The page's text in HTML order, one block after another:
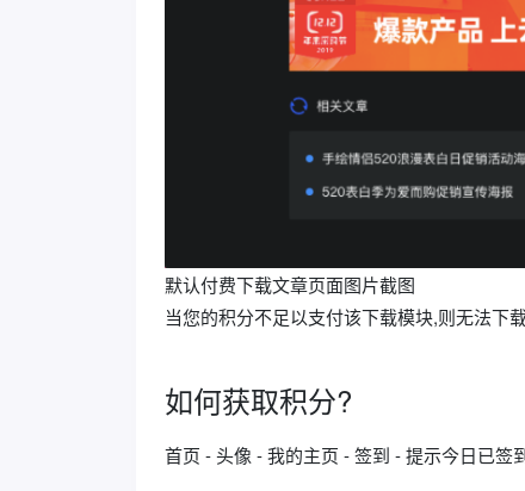
默认付费下载文章页面图片截图
当您的积分不足以支付该下载模块,则无法下
如何获取积分?
首页 - 头像 - 我的主页 - 签到 - 提示今日已签